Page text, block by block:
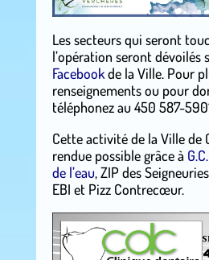
Les secteurs qui seront
l’opération seront dévoilés
Facebookde la Ville. Pour
renseignements ou pour
téléphonez au 450 587-
Cette activité de la Ville
rendue possible grâce à
de l’eau, ZIP des
EBI et Pizz Contrecœur.